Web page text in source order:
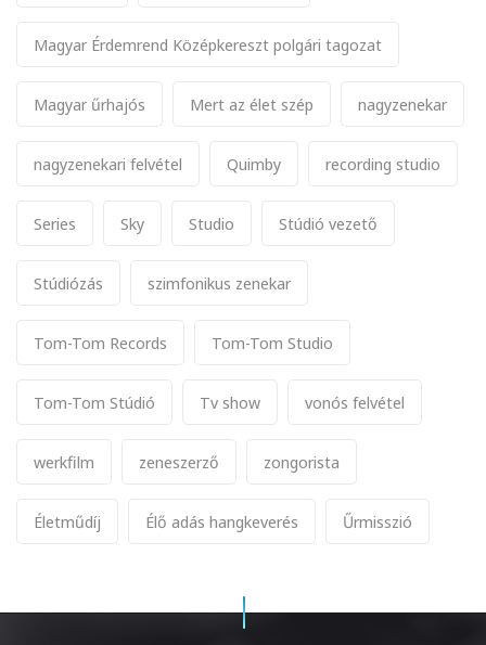
Magyar Érdemrend Középkereszt polgári tagozat
Magyar űrhajós Mert az élet szép nagyzenekar
nagyzenekari felvétel Quimby recording studio
Series Sky Studio Stúdió vezető
Stúdiózás szimfonikus zenekar
Tom-Tom Records Tom-Tom Studio
Tom-Tom Stúdió Tv show vonós felvétel
werkfilm zeneszerző zongorista
Életműdíj Élő adás hangkeverés Űrmisszió